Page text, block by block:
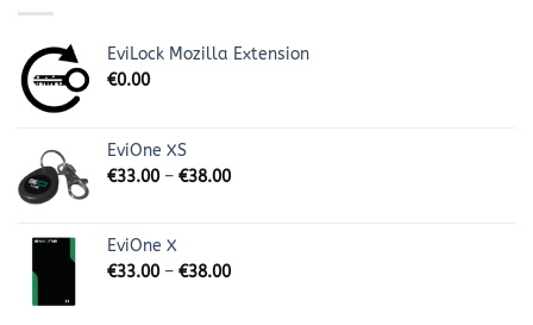
EviLock Mozilla Extension
€0.00
EviOne XS
€33.00– €38.00
EviOne X
€33.00– €38.00